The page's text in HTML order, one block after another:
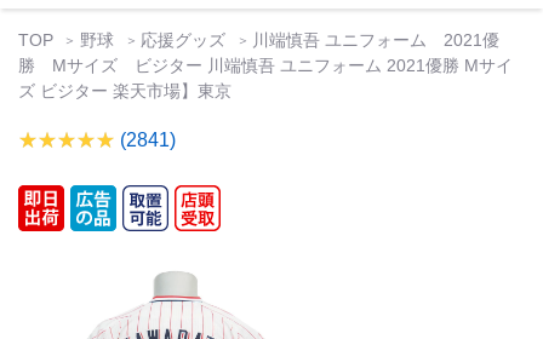
TOP 野球 応援グッズ
川端慎吾 ユニフォーム 2021優
勝 Mサイズ ビジター 川端慎吾 ユニフォーム 2021優勝 Mサイ
ズ ビジター 楽天市場】東京
(2841)